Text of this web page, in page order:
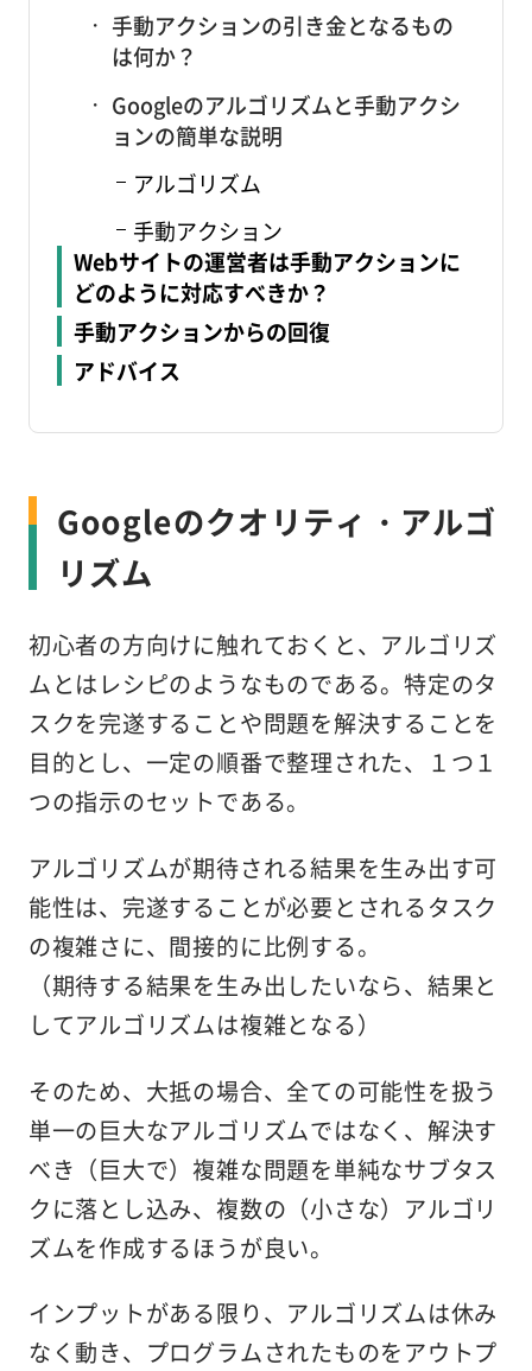
手動アクションの引き金となるもの
は何か？
Googleのアルゴリズムと手動アクシ
ョンの簡単な説明
アルゴリズム
手動アクション
Webサイトの運営者は手動アクションに
どのように対応すべきか？
手動アクションからの回復
アドバイス
Googleのクオリティ・アルゴ
リズム
初心者の方向けに触れておくと、アルゴリズ
ムとはレシピのようなものである。特定のタ
スクを完遂することや問題を解決することを
目的とし、一定の順番で整理された、１つ１
つの指示のセットである。
アルゴリズムが期待される結果を生み出す可
能性は、完遂することが必要とされるタスク
の複雑さに、間接的に比例する。
（期待する結果を生み出したいなら、結果と
してアルゴリズムは複雑となる）
そのため、大抵の場合、全ての可能性を扱う
単一の巨大なアルゴリズムではなく、解決す
べき（巨大で）複雑な問題を単純なサブタス
クに落とし込み、複数の（小さな）アルゴリ
ズムを作成するほうが良い。
インプットがある限り、アルゴリズムは休み
なく動き、プログラムされたものをアウトプ